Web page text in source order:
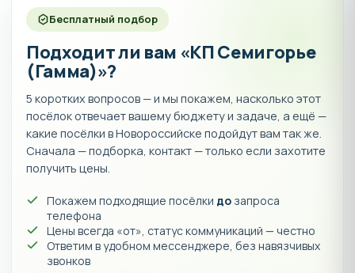
(со стороны улиц и проездов) из кирпича с
металлическим штакетником. по периметру -
металлический профиль.
Калитка и ворота - распашные, без установки
автоматики.
Терраса (если предусмотрено) - ограждение
металлическое, покрытие керамогранитная плитка.
Срок строительства составляет — 14 месяцев. Вы
выбираете проект дома, и выбираете участок земли,
после чего мы начинаем строительство дома.
Купить дом в коттеджном посёлке Семигорье в
хуторе Семигорский (Новороссийск) по цене
напрямую от застройщика вы можете в отделе
продаж Ассоциации
Бесплатный подбор
Подходит ли вам «КП Семигорье
(Гамма)»?
5 коротких вопросов — и мы покажем, насколько этот
посёлок отвечает вашему бюджету и задаче, а ещё —
какие посёлки в Новороссийске подойдут вам так же.
Сначала — подборка, контакт — только если захотите
получить цены.
Покажем подходящие посёлки до запроса
телефона
Цены всегда «от», статус коммуникаций — честно
Ответим в удобном мессенджере, без навязчивых
звонков